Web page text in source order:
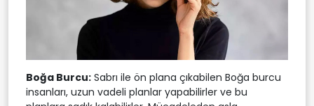
Boğa Burcu: Sabrı ile ön plana çıkabilen Boğa burcu
insanları, uzun vadeli planlar yapabilirler ve bu